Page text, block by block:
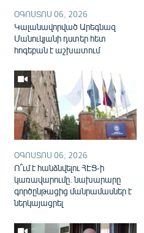
ՕԳՈՍՏՈՍ 06, 2026
Կալանավորված Արեգնազ
Մանուկյանի դստեր հետ
հոգեբան է աշխատում
ՕԳՈՍՏՈՍ 06, 2026
Ո՞ւմ է հանձնվելու ՀԷՑ-ի
կառավարումը. նախարարը
գործընթացից մանրամասներ է
ներկայացրել